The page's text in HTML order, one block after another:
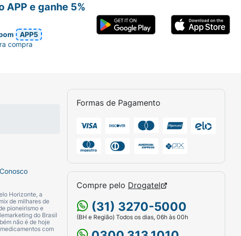
Horizonte, a
de milhares de
pioneirismo e
do Brasil
não é de hoje
com
Formas de Pagamento
Compre pelo Drogatel
(31) 3270-5000
(BH e Região) Todos os dias, 06h às 00h
APP e ganhe 5%
APP5
compra